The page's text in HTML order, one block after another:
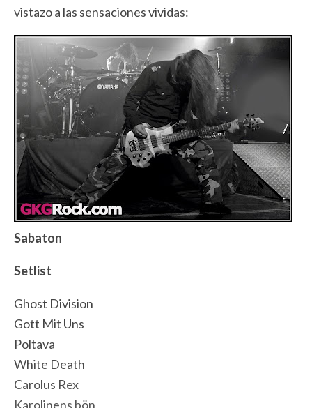
vistazo a las sensaciones vividas:
Sabaton
Setlist
Ghost Division
Gott Mit Uns
Poltava
White Death
Carolus Rex
Karolinens bön